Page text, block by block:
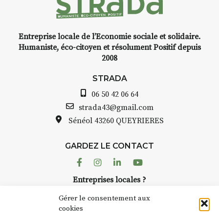
Gérer le consentement aux
cookies
INTERVIEW
avez ouvert une galerie à
Auzon…
Bernard TURLE Le Fumoir n’est
pas une galerie permanente.
AuzonToujours organise
dans le village. Des artistes et
caves, les granges d’Auzon. Le
Fumoir est l’un de ces espaces
Entreprise locale de l’Economie sociale et solidaire.
Humaniste, éco-citoyen et résolument Positif depuis
2008
STRADA
06 50 42 06 64
strada43@gmail.com
Sénéol 43260 QUEYRIERES
GARDEZ LE CONTACT
FacebookInstagram
LinkedinYoutube
Entreprises locales ?